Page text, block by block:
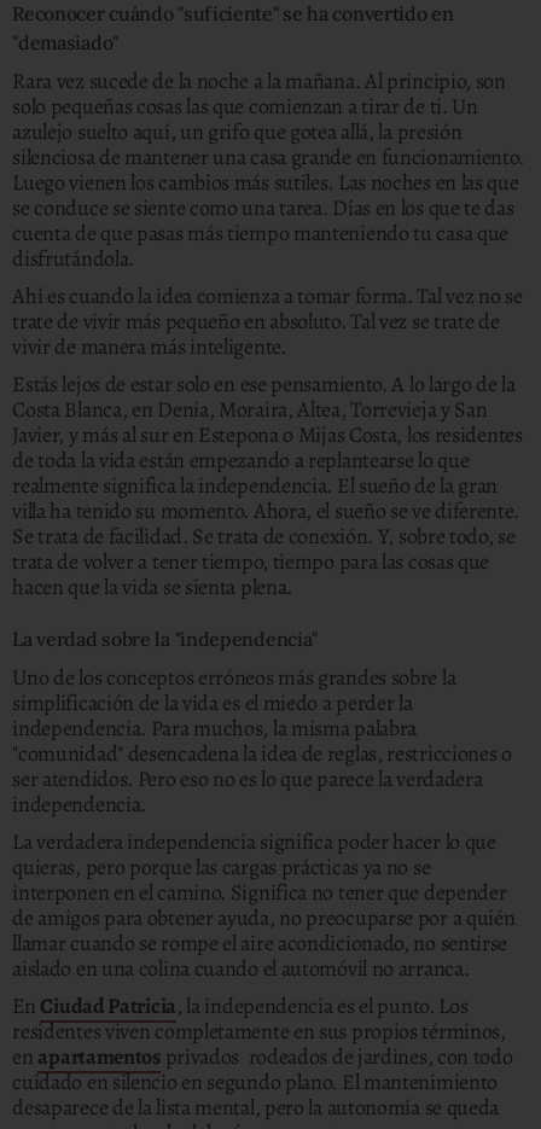
Reconocer cuándo "suficiente" se ha convertido en
"demasiado"
Rara vez sucede de la noche a la mañana. Al principio, son
solo pequeñas cosas las que comienzan a tirar de ti. Un
azulejo suelto aquí, un grifo que gotea allá, la presión
silenciosa de mantener una casa grande en funcionamiento.
Luego vienen los cambios más sutiles. Las noches en las que
se conduce se siente como una tarea. Días en los que te das
cuenta de que pasas más tiempo manteniendo tu casa que
disfrutándola.
Ahí es cuando la idea comienza a tomar forma. Tal vez no se
trate de vivir más pequeño en absoluto. Tal vez se trate de
vivir de manera más inteligente.
Estás lejos de estar solo en ese pensamiento. A lo largo de la
Costa Blanca, en Denia, Moraira, Altea, Torrevieja y San
Javier, y más al sur en Estepona o Mijas Costa, los residentes
de toda la vida están empezando a replantearse lo que
realmente significa la independencia. El sueño de la gran
villa ha tenido su momento. Ahora, el sueño se ve diferente.
Se trata de facilidad. Se trata de conexión. Y, sobre todo, se
trata de volver a tener tiempo, tiempo para las cosas que
hacen que la vida se sienta plena.
La verdad sobre la "independencia"
Uno de los conceptos erróneos más grandes sobre la
simplificación de la vida es el miedo a perder la
independencia. Para muchos, la misma palabra
"comunidad" desencadena la idea de reglas, restricciones o
ser atendidos. Pero eso no es lo que parece la verdadera
independencia.
La verdadera independencia significa poder hacer lo que
quieras, pero porque las cargas prácticas ya no se
interponen en el camino. Significa no tener que depender
de amigos para obtener ayuda, no preocuparse por a quién
llamar cuando se rompe el aire acondicionado, no sentirse
aislado en una colina cuando el automóvil no arranca.
En Ciudad Patricia, la independencia es el punto. Los
residentes viven completamente en sus propios términos,
en apartamentosprivados rodeados de jardines, con todo
cuidado en silencio en segundo plano. El mantenimiento
desaparece de la lista mental, pero la autonomía se queda